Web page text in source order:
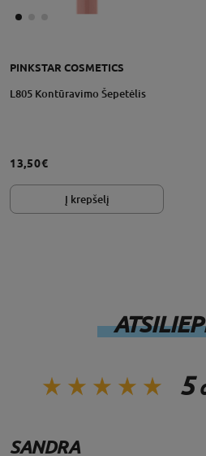
PINKSTAR COSMETICS
L805 Kontūravimo Šepetėlis
13,50€
Į krepšelį
5
SANDRA